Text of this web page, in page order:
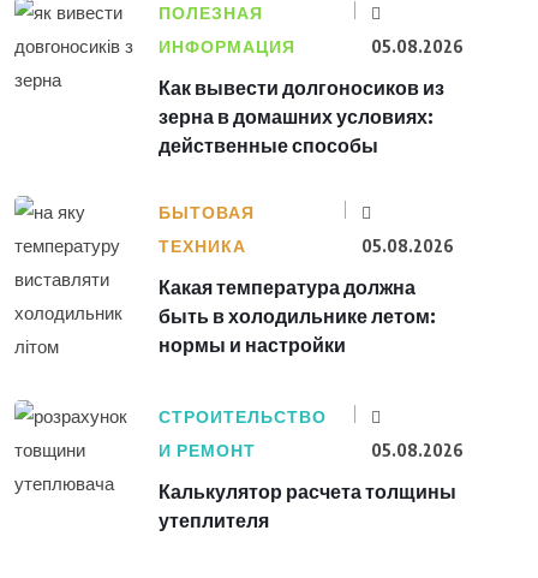
ПОЛЕЗНАЯ
ИНФОРМАЦИЯ
05.08.2026
Как вывести долгоносиков из
зерна в домашних условиях:
действенные способы
БЫТОВАЯ
ТЕХНИКА
05.08.2026
Какая температура должна
быть в холодильнике летом:
нормы и настройки
СТРОИТЕЛЬСТВО
И РЕМОНТ
05.08.2026
Калькулятор расчета толщины
утеплителя